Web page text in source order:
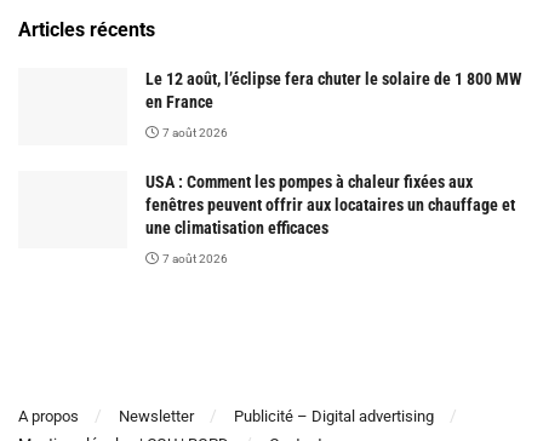
Articles récents
Le 12 août, l’éclipse fera chuter le solaire de 1 800 MW
en France
7 août 2026
USA : Comment les pompes à chaleur fixées aux
fenêtres peuvent offrir aux locataires un chauffage et
une climatisation efficaces
7 août 2026
A propos Newsletter
Publicité – Digital advertising